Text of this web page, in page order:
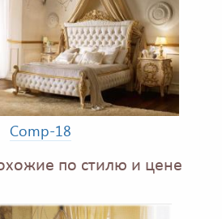
Comp-18
по стилю и цене